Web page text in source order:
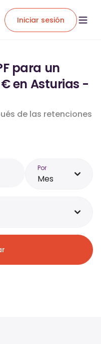
Iniciar sesión
para un
€ en Asturias -
de las retenciones
Por
Mes